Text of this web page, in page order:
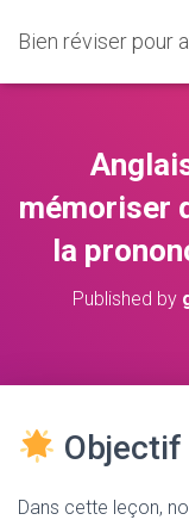
Bien réviser pour
mémoriser
la
Published by
Objectif
Dans cette leçon,